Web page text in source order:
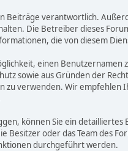
Beiträge verantwortlich.
Die Betreiber dieses
die von diesem
einen
sowie aus Gründen der
zu verwenden. Wir
können Sie ein
Besitzer oder das Team des
durchgeführt werden.